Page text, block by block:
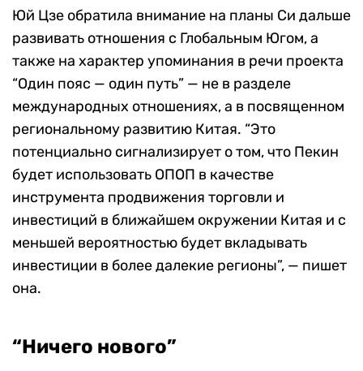
Юй Цзе обратила внимание на планы Си дальше
развивать отношения с Глобальным Югом, а
также на характер упоминания в речи проекта
“Один пояс — один путь” — не в разделе
международных отношениях, а в посвященном
региональному развитию Китая. “Это
потенциально сигнализирует о том, что Пекин
будет использовать ОПОП в качестве
инструмента продвижения торговли и
инвестиций в ближайшем окружении Китая и с
меньшей вероятностью будет вкладывать
инвестиции в более далекие регионы”, — пишет
она.
“Ничего нового”